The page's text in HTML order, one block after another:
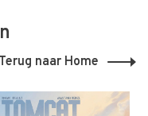
Terug naar Home